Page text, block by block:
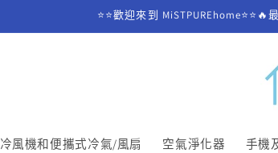
⭐⭐歡迎來到
冷風機和便攜式冷氣/風扇 空氣淨化器 手機